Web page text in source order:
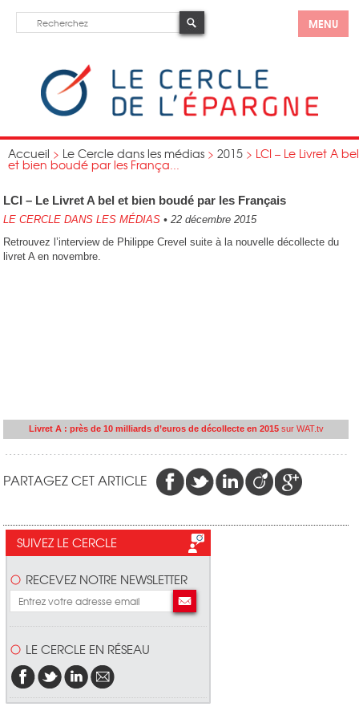
MENU
Accueil > Le Cercle dans les médias > 2015 > LCI – Le Livret A bel
et bien boudé par les França...
LCI – Le Livret A bel et bien boudé par les Français
LE CERCLE DANS LES MÉDIAS • 22 décembre 2015
Retrouvez l’interview de Philippe Crevel suite à la nouvelle décollecte du
livret A en novembre.
Livret A : près de 10 milliards d’euros de décollecte en 2015sur WAT.tv
PARTAGEZ CET ARTICLE
SUIVEZ LE CERCLE
RECEVEZ NOTRE NEWSLETTER
LE CERCLE EN RÉSEAU